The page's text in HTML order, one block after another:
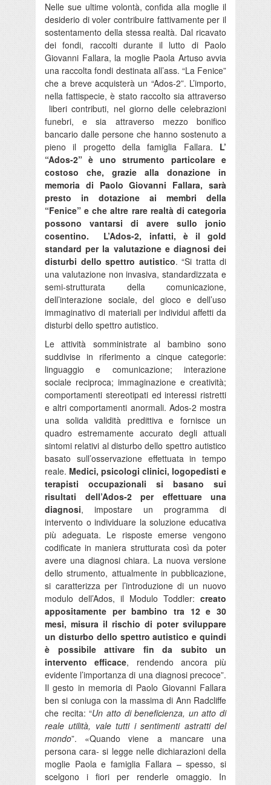
Nelle sue ultime volontà, confida alla moglie il
desiderio di voler contribuire fattivamente per il
sostentamento della stessa realtà. Dal ricavato
dei fondi, raccolti durante il lutto di Paolo
Giovanni Fallara, la moglie Paola Artuso avvia
una raccolta fondi destinata all’ass. “La Fenice”
che a breve acquisterà un “Ados-2”. L’importo,
nella fattispecie, è stato raccolto sia attraverso
liberi contributi, nel giorno delle celebrazioni
funebri, e sia attraverso mezzo bonifico
bancario dalle persone che hanno sostenuto a
pieno il progetto della famiglia Fallara. L’
“Ados-2” è uno strumento particolare e
costoso che, grazie alla donazione in
memoria di Paolo Giovanni Fallara, sarà
presto in dotazione ai membri della
“Fenice” e che altre rare realtà di categoria
possono vantarsi di avere sullo jonio
cosentino. L’Ados-2, infatti, è il gold
standard per la valutazione e diagnosi dei
disturbi dello spettro autistico. “Si tratta di
una valutazione non invasiva, standardizzata e
semi-strutturata della comunicazione,
dell’interazione sociale, del gioco e dell’uso
immaginativo di materiali per individui affetti da
disturbi dello spettro autistico.
Le attività somministrate al bambino sono
suddivise in riferimento a cinque categorie:
linguaggio e comunicazione; interazione
sociale reciproca; immaginazione e creatività;
comportamenti stereotipati ed interessi ristretti
e altri comportamenti anormali. Ados-2 mostra
una solida validità predittiva e fornisce un
quadro estremamente accurato degli attuali
sintomi relativi al disturbo dello spettro autistico
basato sull’osservazione effettuata in tempo
reale. Medici, psicologi clinici, logopedisti e
terapisti occupazionali si basano sui
risultati dell’Ados-2 per effettuare una
diagnosi, impostare un programma di
intervento o individuare la soluzione educativa
più adeguata. Le risposte emerse vengono
codificate in maniera strutturata così da poter
avere una diagnosi chiara. La nuova versione
dello strumento, attualmente in pubblicazione,
si caratterizza per l’introduzione di un nuovo
modulo dell’Ados, il Modulo Toddler: creato
appositamente per bambino tra 12 e 30
mesi, misura il rischio di poter sviluppare
un disturbo dello spettro autistico e quindi
è possibile attivare fin da subito un
intervento efficace, rendendo ancora più
evidente l’importanza di una diagnosi precoce”.
Il gesto in memoria di Paolo Giovanni Fallara
ben si coniuga con la massima di Ann Radcliffe
che recita: “Un atto di beneficienza, un atto di
reale utilità, vale tutti i sentimenti astratti del
mondo”. «Quando viene a mancare una
persona cara- si legge nelle dichiarazioni della
moglie Paola e famiglia Fallara – spesso, si
scelgono i fiori per renderle omaggio. In